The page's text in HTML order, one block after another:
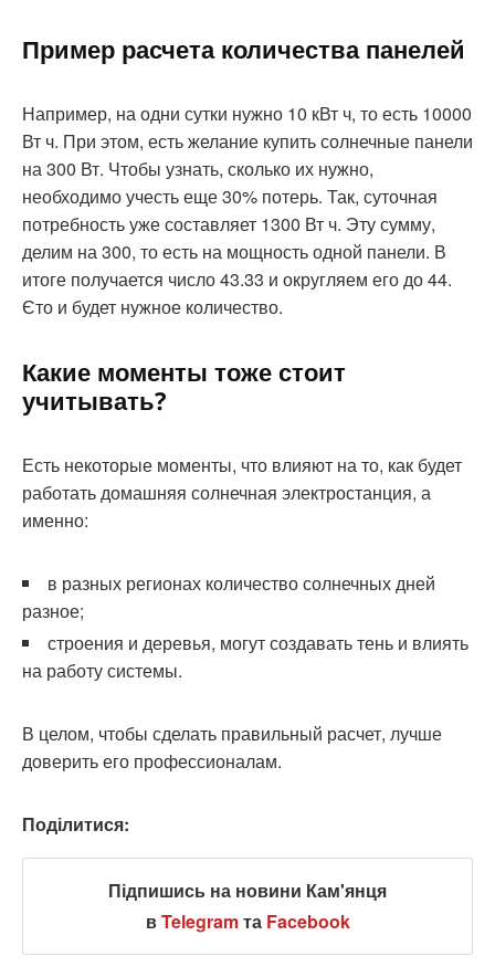
Пример расчета количества панелей
Например, на одни сутки нужно 10 кВт ч, то есть 10000
Вт ч. При этом, есть желание купить солнечные панели
на 300 Вт. Чтобы узнать, сколько их нужно,
необходимо учесть еще 30% потерь. Так, суточная
потребность уже составляет 1300 Вт ч. Эту сумму,
делим на 300, то есть на мощность одной панели. В
итоге получается число 43.33 и округляем его до 44.
Єто и будет нужное количество.
Какие моменты тоже стоит
учитывать?
Есть некоторые моменты, что влияют на то, как будет
работать домашняя солнечная электростанция, а
именно:
в разных регионах количество солнечных дней
разное;
строения и деревья, могут создавать тень и влиять
на работу системы.
В целом, чтобы сделать правильный расчет, лучше
доверить его профессионалам.
Поділитися:
Підпишись на новини Кам'янця
вTelegramта Facebook